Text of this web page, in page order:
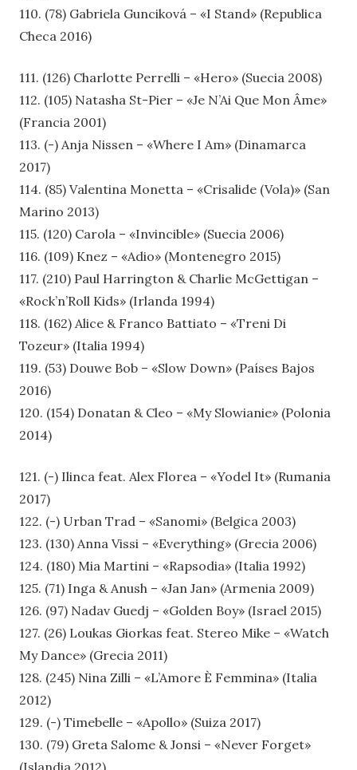
110. (78) Gabriela Gunciková – «I Stand» (Republica
Checa 2016)
111. (126) Charlotte Perrelli – «Hero» (Suecia 2008)
112. (105) Natasha St-Pier – «Je N’Ai Que Mon Âme»
(Francia 2001)
113. (-) Anja Nissen – «Where I Am» (Dinamarca
2017)
114. (85) Valentina Monetta – «Crisalide (Vola)» (San
Marino 2013)
115. (120) Carola – «Invincible» (Suecia 2006)
116. (109) Knez – «Adio» (Montenegro 2015)
117. (210) Paul Harrington & Charlie McGettigan –
«Rock’n’Roll Kids» (Irlanda 1994)
118. (162) Alice & Franco Battiato – «Treni Di
Tozeur» (Italia 1994)
119. (53) Douwe Bob – «Slow Down» (Países Bajos
2016)
120. (154) Donatan & Cleo – «My Slowianie» (Polonia
2014)
121. (-) Ilinca feat. Alex Florea – «Yodel It» (Rumania
2017)
122. (-) Urban Trad – «Sanomi» (Belgica 2003)
123. (130) Anna Vissi – «Everything» (Grecia 2006)
124. (180) Mia Martini – «Rapsodia» (Italia 1992)
125. (71) Inga & Anush – «Jan Jan» (Armenia 2009)
126. (97) Nadav Guedj – «Golden Boy» (Israel 2015)
127. (26) Loukas Giorkas feat. Stereo Mike – «Watch
My Dance» (Grecia 2011)
128. (245) Nina Zilli – «L’Amore È Femmina» (Italia
2012)
129. (-) Timebelle – «Apollo» (Suiza 2017)
130. (79) Greta Salome & Jonsi – «Never Forget»
(Islandia 2012)